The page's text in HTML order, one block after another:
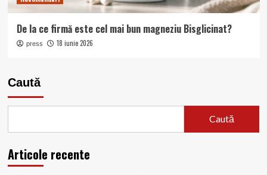
De la ce firmă este cel mai bun magneziu Bisglicinat?
press 18 iunie 2026
Caută
Caută
Articole recente